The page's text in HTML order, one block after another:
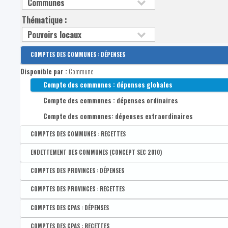
Thématique :
COMPTES DES COMMUNES : DÉPENSES
Disponible par : Commune
Compte des communes : dépenses globales
Compte des communes : dépenses ordinaires
Compte des communes: dépenses extraordinaires
COMPTES DES COMMUNES : RECETTES
Disponible par : Commune
Compte des communes : recettes globales
Compte des communes : recettes ordinaires
Compte des communes : recettes extraordinaires
ENDETTEMENT DES COMMUNES (CONCEPT SEC 2010)
Disponible par : Commune
Compte des communes : dettes globales
Compte des communes : dettes à long terme
Compte des communes : dettes à court terme
COMPTES DES PROVINCES : DÉPENSES
Disponible par : Province
Compte des provinces : dépenses globales
Compte des provinces dépenses ordinaires
COMPTES DES PROVINCES : RECETTES
Disponible par : Province
Compte des provinces : recettes globales
COMPTES DES CPAS : DÉPENSES
Disponible par : Commune
COMPTES DES CPAS : RECETTES